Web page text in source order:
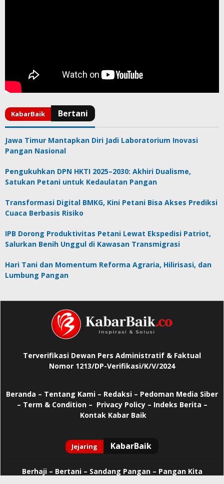
Jawa Timur Mantapkan Diri Jadi Laboratorium Inovasi
Pangan Nasional
Pengukuhkan DPN HKTI 2025–2030: Akhiri Dualisme,
Satukan Petani untuk Kedaulatan Pangan
Transformasi Digital BMKG, Kini Petani Bisa Akses Prediksi
Cuaca Berbasis Risiko
IPB Dorong Produktivitas Petani Lewat Ekspedisi Patriot,
Salurkan Benih Unggul di Kawasan Transmigrasi
Hari Tani dan Momentum Reforma Agraria, Hilirisasi, dan
Lumbung Pangan
Terverifikasi Dewan Pers Administratif & Faktual
Nomor 1213/DP-Verifikasi/K/V/2024
Beranda – Tentang Kami – Redaksi – Pedoman Media Siber
– Term & Condition – Privacy Policy– Indeks Berita –
Kontak Kabar Baik
Berhaji– Bertani – Sandang Pangan – Pangan Kita